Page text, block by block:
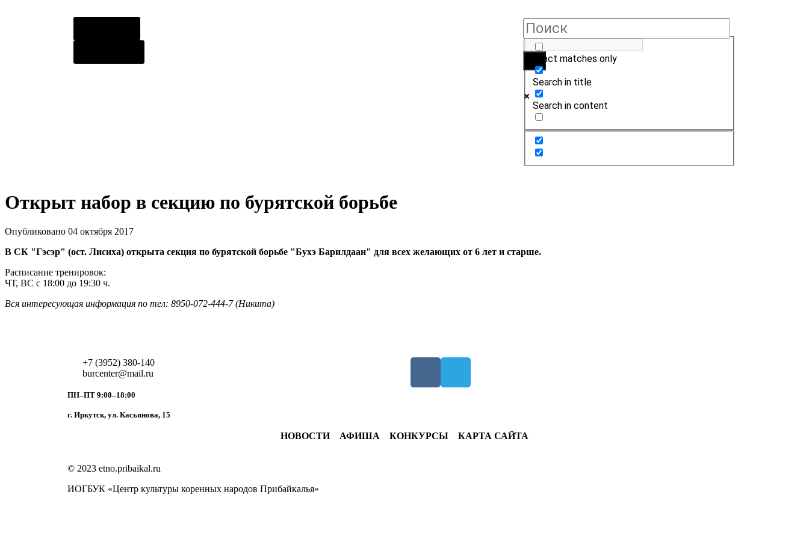
Exact matches only
Search in title
Search in content
Открыт набор в секцию по бурятской борьбе
Опубликовано 04 октября 2017
В СК "Гэсэр" (ост. Лисиха) открыта секция по бурятской борьбе "Бухэ Барилдаан" для всех желающих от 6 лет и старше.
Расписание тренировок:
ЧТ, ВС с 18:00 до 19:30 ч.
Вся интересующая информация по тел: 8950-072-444-7 (Никита)
+7 (3952) 380-140
burcenter@mail.ru
ПН–ПТ 9:00–18:00
г. Иркутск, ул. Касьянова, 15
НОВОСТИ АФИША КОНКУРСЫ КАРТА САЙТА
© 2023 etno.pribaikal.ru
ИОГБУК «Центр культуры коренных народов Прибайкалья»